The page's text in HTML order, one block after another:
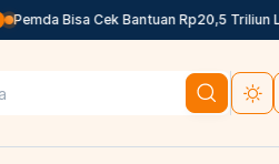
Pemda Bisa Cek Bantuan Rp20,5 Triliun